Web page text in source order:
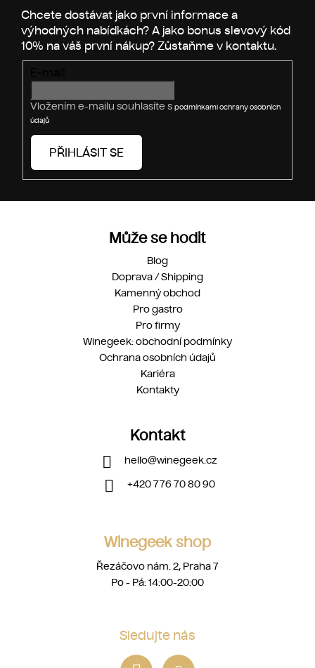
Vložením e-mailu souhlasíte s podmínkami ochrany osobních
údajů
PŘIHLÁSIT SE
Může se hodit
Blog
Doprava / Shipping
Kamenný obchod
Pro gastro
Pro firmy
Winegeek: obchodní podmínky
Ochrana osobních údajů
Kariéra
Kontakty
Kontakt
hello@winegeek.cz
+420 776 70 80 90
Winegeek shop
Řezáčovo nám. 2, Praha 7
Po - Pá: 14:00-20:00
Sledujte nás